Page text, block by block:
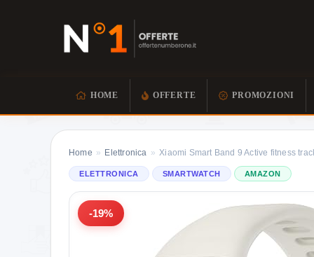
HOME OFFERTE PROMOZIONI
Home » Elettronica » Xiaomi Smart Band 9 Active fitness
ELETTRONICA SMARTWATCH AMAZON
-19%